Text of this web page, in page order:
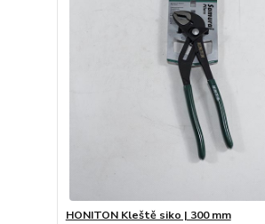
HONITON Kleště siko | 300 mm